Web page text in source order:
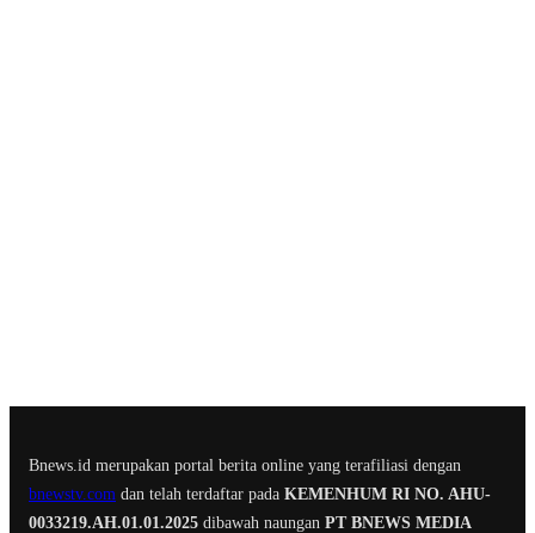
Bnews.id merupakan portal berita online yang terafiliasi dengan
bnewstv.com dan telah terdaftar pada KEMENHUM RI NO. AHU-
0033219.AH.01.01.2025 dibawah naungan PT BNEWS MEDIA